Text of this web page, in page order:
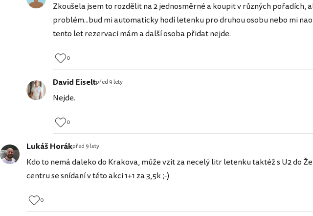
Zkoušela jsem to rozdělit na 2 jednosměrné a koupit v různých pořadích,
problém...bud mi automaticky hodí letenku pro druhou osobu nebo mi
tento let rezervaci mám a další osoba přidat nejde.
0
David Eiseltpřed 9 lety
Nejde.
0
Lukáš Horákpřed 9 lety
Kdo to nemá daleko do Krakova, může vzít za necelý litr letenku taktéž s U2 do
centru se snídaní v této akci 1+1 za 3,5k ;-)
0